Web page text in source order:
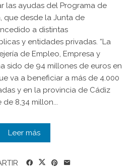
las ayudas del Programa de
que desde la Junta de
a distintas
y entidades privadas. “La
de Empleo, Empresa y
sido de 94 millones de euros en
va a beneficiar a más de 4.000
y en la provincia de Cádiz
8,34 millon...
Leer más